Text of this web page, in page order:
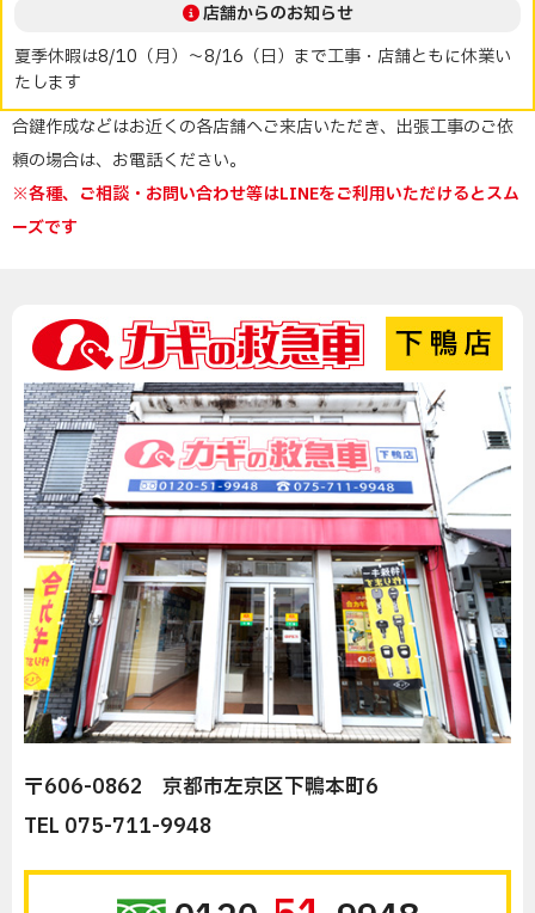
店舗からのお知らせ
夏季休暇は8/10（月）～8/16（日）まで工事・店舗ともに休業い
たします
合鍵作成などはお近くの各店舗へご来店いただき、出張工事のご依
頼の場合は、お電話ください。
※各種、ご相談・お問い合わせ等はLINEをご利用いただけるとスム
ーズです
〒606-0862 京都市左京区下鴨本町6
TEL 075-711-9948